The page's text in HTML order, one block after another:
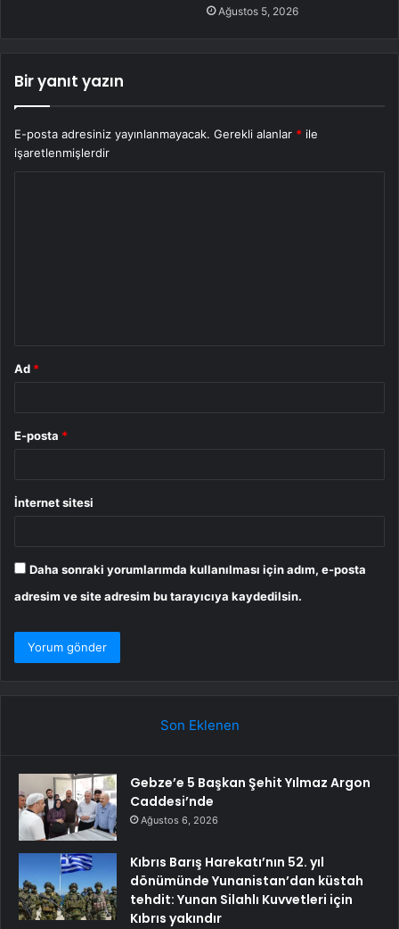
Ağustos 5, 2026
Bir yanıt yazın
E-posta adresiniz yayınlanmayacak. Gerekli alanlar * ile
işaretlenmişlerdir
Ad *
E-posta *
İnternet sitesi
Daha sonraki yorumlarımda kullanılması için adım, e-posta
adresim ve site adresim bu tarayıcıya kaydedilsin.
Son Eklenen
Gebze’e 5 Başkan Şehit Yılmaz Argon
Caddesi’nde
Ağustos 6, 2026
Kıbrıs Barış Harekatı’nın 52. yıl
dönümünde Yunanistan’dan küstah
tehdit: Yunan Silahlı Kuvvetleri için
Kıbrıs yakındır